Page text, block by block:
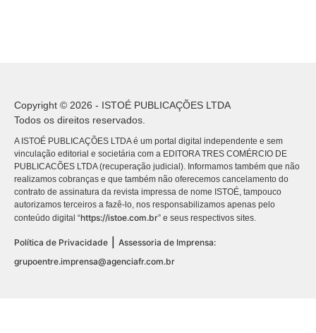
Copyright © 2026 - ISTOÉ PUBLICAÇÕES LTDA
Todos os direitos reservados.
A ISTOÉ PUBLICAÇÕES LTDA é um portal digital independente e sem
vinculação editorial e societária com a EDITORA TRES COMÉRCIO DE
PUBLICACÕES LTDA (recuperação judicial). Informamos também que não
realizamos cobranças e que também não oferecemos cancelamento do
contrato de assinatura da revista impressa de nome ISTOÉ, tampouco
autorizamos terceiros a fazê-lo, nos responsabilizamos apenas pelo
conteúdo digital “https://istoe.com.br” e seus respectivos sites.
Política de Privacidade | Assessoria de Imprensa:
grupoentre.imprensa@agenciafr.com.br